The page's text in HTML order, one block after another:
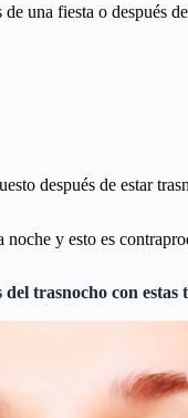
una fiesta o
después de estar
y esto es
del trasnocho con estas